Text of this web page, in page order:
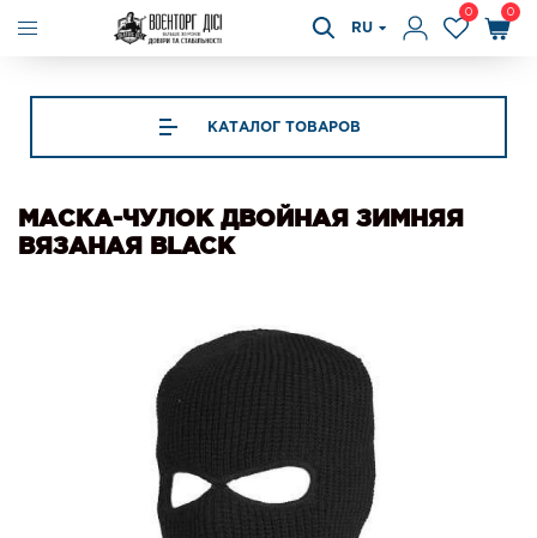
RU
0 0
КАТАЛОГ ТОВАРОВ
МАСКА-ЧУЛОК ДВОЙНАЯ ЗИМНЯЯ
ВЯЗАНАЯ BLACK